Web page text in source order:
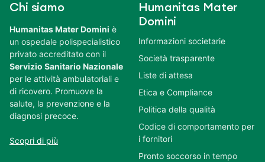
Chi siamo
Humanitas Mater Domini è
un ospedale polispecialistico
privato accreditato con il
Servizio Sanitario Nazionale
per le attività ambulatoriali e
di ricovero. Promuove la
salute, la prevenzione e la
diagnosi precoce.
Scopri di più
Humanitas Mater
Domini
Informazioni societarie
Società trasparente
Liste di attesa
Etica e Compliance
Politica della qualità
Codice di comportamento per
i fornitori
Pronto soccorso in tempo